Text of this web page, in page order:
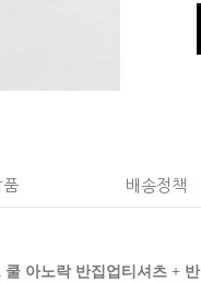
품 배송정책
아노락 반집업티셔츠 +